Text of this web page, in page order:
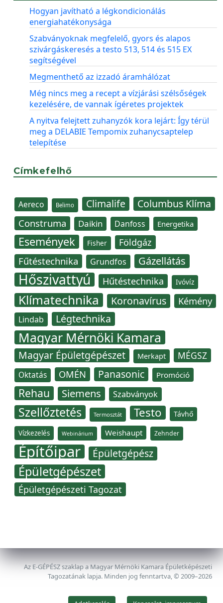
Hogyan javítható a légkondicionálás
energiahatékonysága
Szabványoknak megfelelő, gyors és alapos
szivárgáskeresés a testo 513, 514 és 515 EX
segítségével
Megmenthető az izzadó áramhálózat
Még nincs meg a recept a vízjárási szélsőségek
kezelésére, de vannak ígéretes projektek
A nyitva felejtett zuhanyzók kora lejárt: Így térül
meg a DELABIE Tempomix zuhanycsaptelep
telepítése
Címkefelhő
Aereco Belimo Climalife Columbus Klíma
Construma Daikin Danfoss Energetika
Események Fisher Földgáz
Fűtéstechnika Grundfos Gázellátás
Hőszivattyú Hűtéstechnika Ivóvíz
Klímatechnika Koronavírus Kémény
Lindab Légtechnika
Magyar Mérnöki Kamara
Magyar Épületgépészet Merkapt MÉGSZ
Oktatás OMÉN Panasonic Promóció
Rehau Siemens Szabványok
Szellőztetés Termosztát Testo Távhő
Vízkezelés Webinárium Weishaupt Zehnder
Építőipar Épületgépész
Épületgépészet
Épületgépészeti Tagozat
Az E-GÉPÉSZ szaklap a Magyar Mérnöki Kamara Épületképészeti
Tagozatának lapja. Minden jog fenntartva, © 2009–2026